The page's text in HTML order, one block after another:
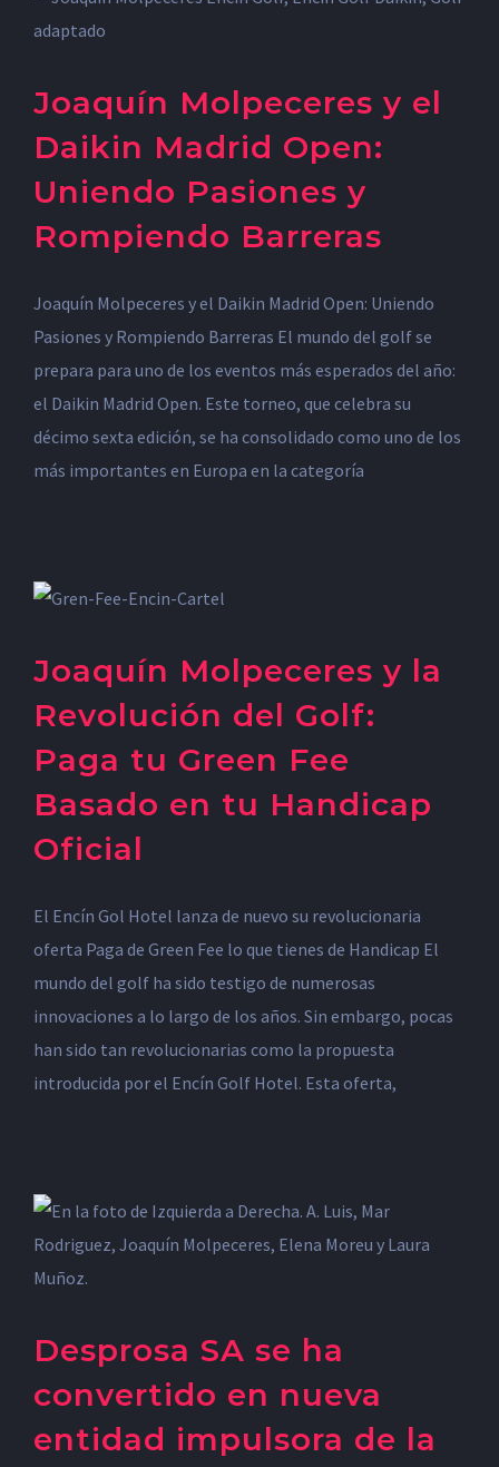
Joaquín Molpeceres y el
Daikin Madrid Open:
Uniendo Pasiones y
Rompiendo Barreras
Joaquín Molpeceres y el Daikin Madrid Open: Uniendo
Pasiones y Rompiendo Barreras El mundo del golf se
prepara para uno de los eventos más esperados del año:
el Daikin Madrid Open. Este torneo, que celebra su
décimo sexta edición, se ha consolidado como uno de los
más importantes en Europa en la categoría
Joaquín Molpeceres y la
Revolución del Golf:
Paga tu Green Fee
Basado en tu Handicap
Oficial
El Encín Gol Hotel lanza de nuevo su revolucionaria
oferta Paga de Green Fee lo que tienes de Handicap El
mundo del golf ha sido testigo de numerosas
innovaciones a lo largo de los años. Sin embargo, pocas
han sido tan revolucionarias como la propuesta
introducida por el Encín Golf Hotel. Esta oferta,
Desprosa SA se ha
convertido en nueva
entidad impulsora de la